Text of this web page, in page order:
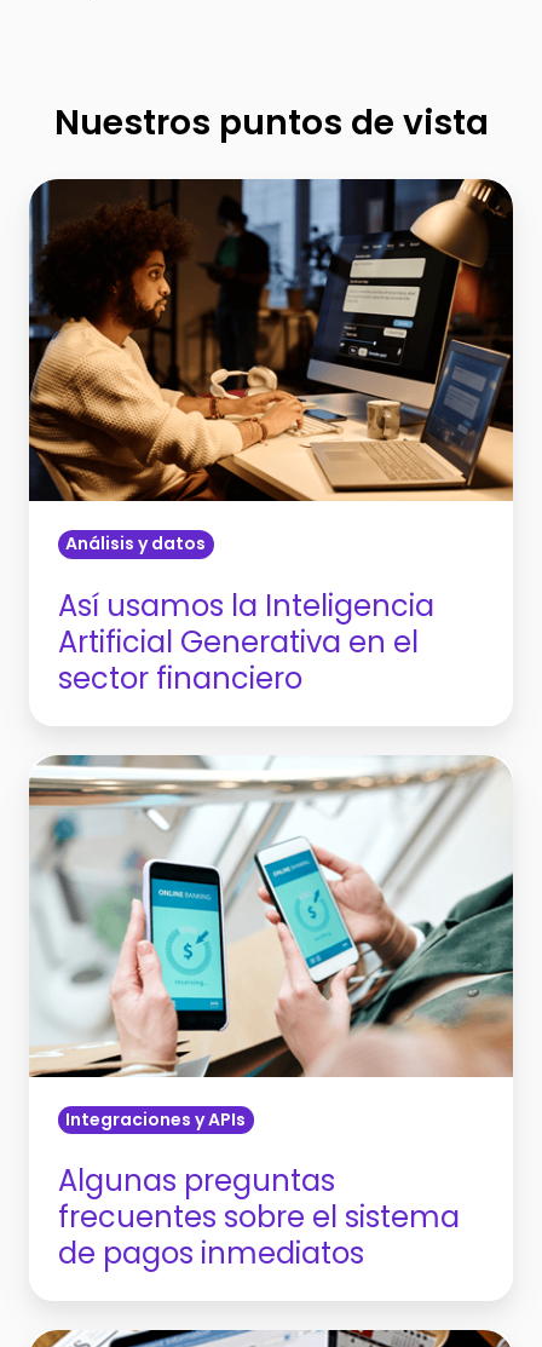
Nuestros puntos de vista
Así
usamos
la
Inteligencia
Artificial
Generativa
en
el
sector
financiero
Análisis y datos
Así usamos la Inteligencia
Artificial Generativa en el
sector financiero
Algunas
preguntas
frecuentes
sobre
sistema
de
inmediatos
Integraciones y APIs
Algunas preguntas
frecuentes sobre el sistema
de pagos inmediatos